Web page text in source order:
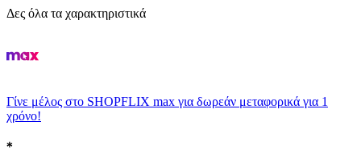
Δες όλα τα χαρακτηριστικά
Γίνε μέλος στο SHOPFLIX max για δωρεάν μεταφορικά για 1
χρόνο!